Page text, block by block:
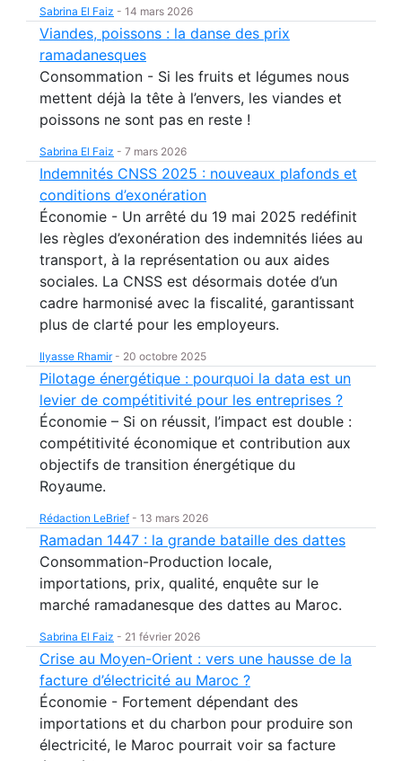
Sabrina El Faiz - 14 mars 2026
Viandes, poissons : la danse des prix
ramadanesques
Consommation - Si les fruits et légumes nous
mettent déjà la tête à l’envers, les viandes et
poissons ne sont pas en reste !
Sabrina El Faiz - 7 mars 2026
Indemnités CNSS 2025 : nouveaux plafonds et
conditions d’exonération
Économie - Un arrêté du 19 mai 2025 redéfinit
les règles d’exonération des indemnités liées au
transport, à la représentation ou aux aides
sociales. La CNSS est désormais dotée d’un
cadre harmonisé avec la fiscalité, garantissant
plus de clarté pour les employeurs.
Ilyasse Rhamir- 20 octobre 2025
Pilotage énergétique : pourquoi la data est un
levier de compétitivité pour les entreprises ?
Économie – Si on réussit, l’impact est double :
compétitivité économique et contribution aux
objectifs de transition énergétique du
Royaume.
Rédaction LeBrief - 13 mars 2026
Ramadan 1447 : la grande bataille des dattes
Consommation-Production locale,
importations, prix, qualité, enquête sur le
marché ramadanesque des dattes au Maroc.
Sabrina El Faiz - 21 février 2026
Crise au Moyen-Orient : vers une hausse de la
facture d’électricité au Maroc ?
Économie - Fortement dépendant des
importations et du charbon pour produire son
électricité, le Maroc pourrait voir sa facture